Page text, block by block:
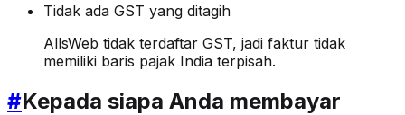
Tidak ada GST yang ditagih
AllsWeb tidak terdaftar GST, jadi faktur tidak
memiliki baris pajak India terpisah.
#Kepada siapa Anda membayar